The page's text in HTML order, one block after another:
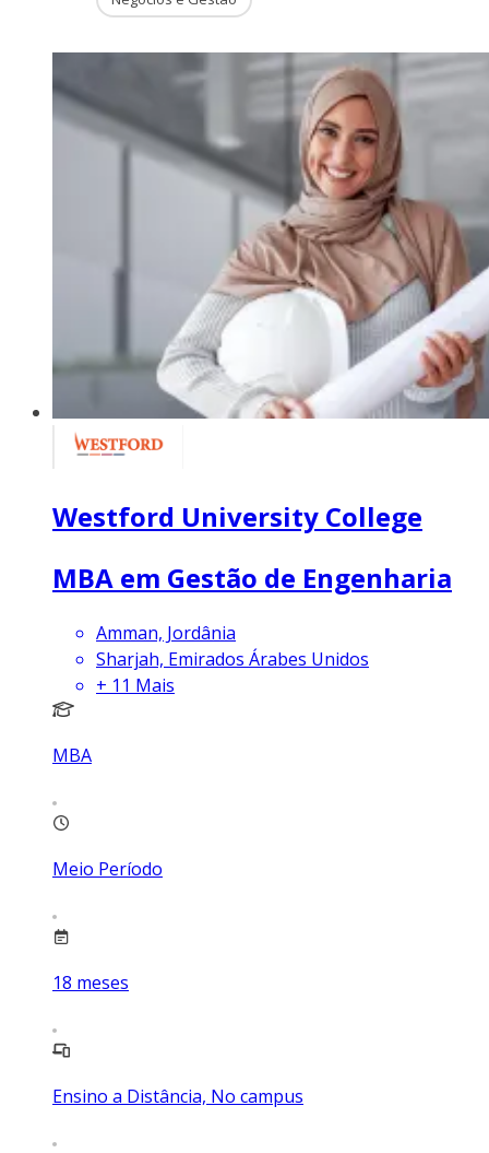
Westford University College
MBA em Gestão de Engenharia
Amman, Jordânia
Sharjah, Emirados Árabes Unidos
+ 11 Mais
MBA
Meio Período
18 meses
Ensino a Distância, No campus